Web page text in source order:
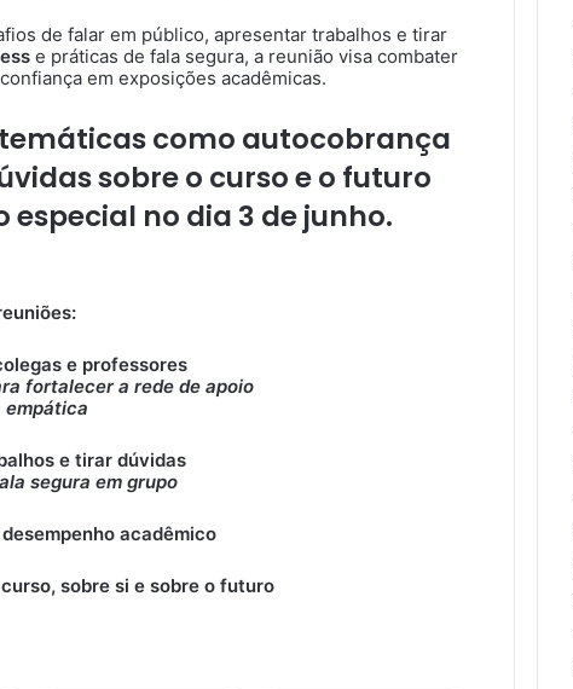
de falar em público, apresentar trabalhos e tirar
e práticas de fala segura, a reunião visa combater
em exposições acadêmicas.
como autocobrança
sobre o curso e o futuro
especial no dia 3 de junho.
e professores
fortalecer a rede de apoio
empática
e tirar dúvidas
segura em grupo
acadêmico
sobre si e sobre o futuro